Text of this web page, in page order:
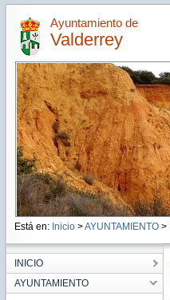
Ayuntamiento de
Valderrey
Está en: Inicio >AYUNTAMIENTO>
INICIO
AYUNTAMIENTO